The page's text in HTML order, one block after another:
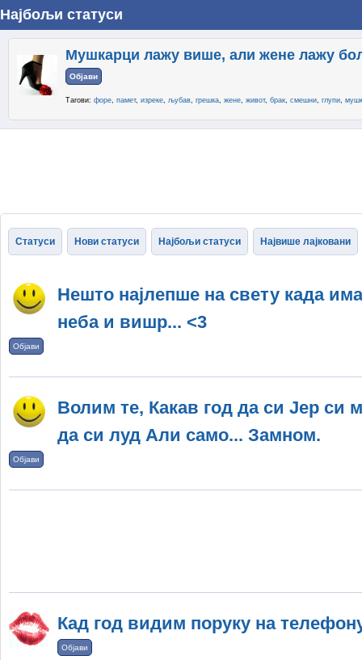
Најбољи статуси
Мушкарци лажу више, али жене лажу
Објави
Тагови: форе, памет, изреке, љубав, грешка, жене, живот, брак, смешни, глупи,
Статуси Нови статуси Најбољи статуси Највише лајковани
Нешто најлепше на свету када
неба и вишр... <3
Објави
Волим те, Какав год да си Јер си
да си луд Али само... Замном.
Објави
Кад год видим поруку на
Објави